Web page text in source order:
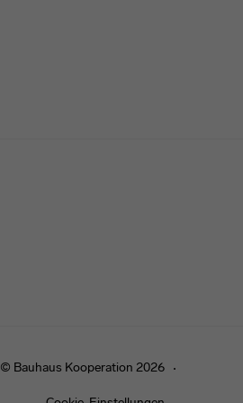
© Bauhaus Kooperation 2026